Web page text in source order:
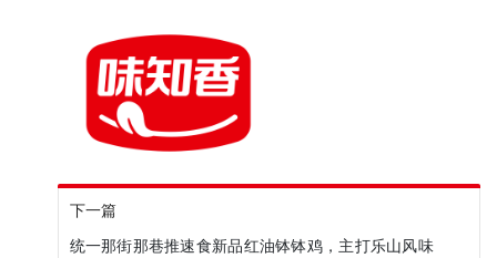
下一篇
统一那街那巷推速食新品红油钵钵鸡，主打乐山风味